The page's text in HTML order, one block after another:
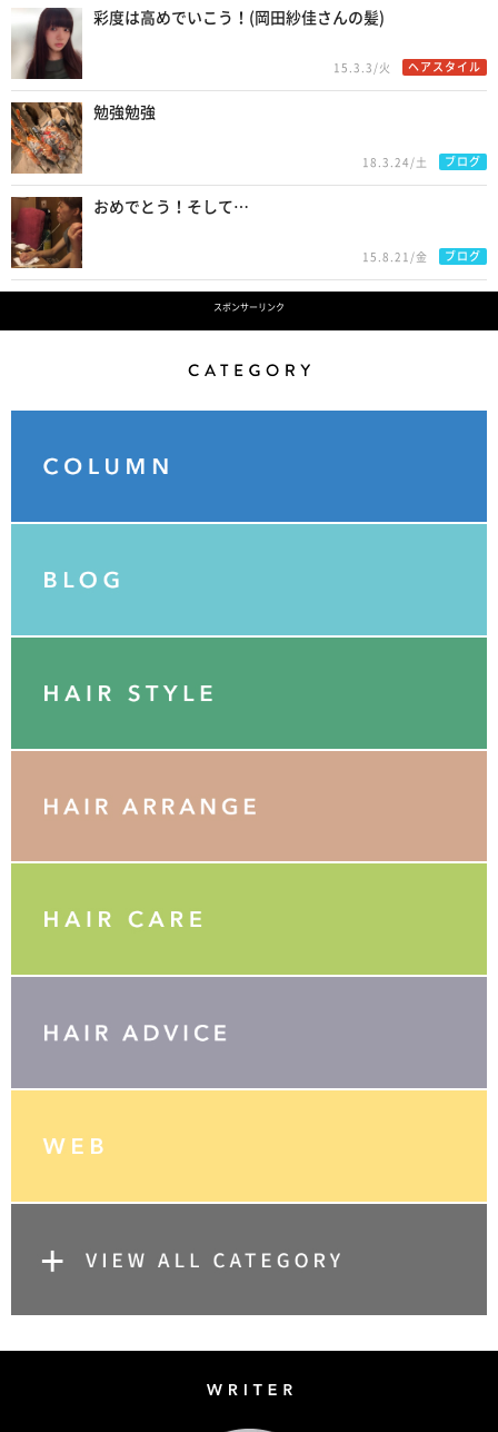
彩度は高めでいこう！(岡田紗佳さんの髪)
15.3.3/火 ヘアスタイル
勉強勉強
18.3.24/土 ブログ
おめでとう！そして…
15.8.21/金 ブログ
スポンサーリンク